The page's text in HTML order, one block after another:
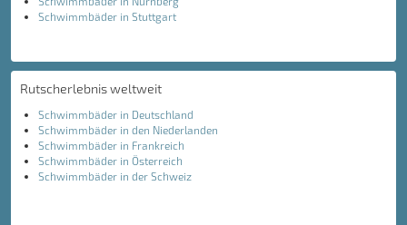
Schwimmbäder in Stuttgart
Rutscherlebnis weltweit
Schwimmbäder in Deutschland
Schwimmbäder in den Niederlanden
Schwimmbäder in Frankreich
Schwimmbäder in Österreich
Schwimmbäder in der Schweiz